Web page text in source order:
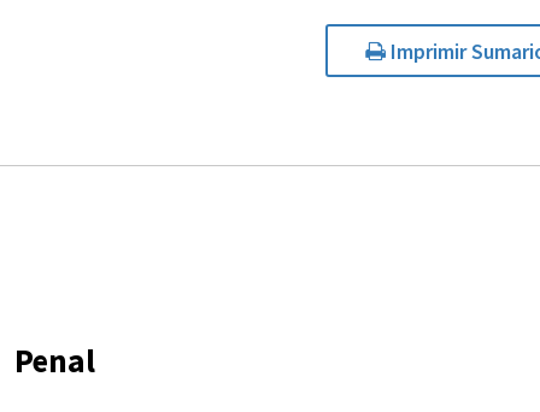
Imprimir
Penal